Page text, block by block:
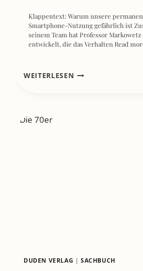
Klappentext: Warum unsere
Smartphone-Nutzung gefährlich ist
seinem Team hat Professor Markowetz
entwickelt, die das Verhalten Read
WEITERLESEN[REZENSION]
DUDEN VERLAG | SACHBUCH